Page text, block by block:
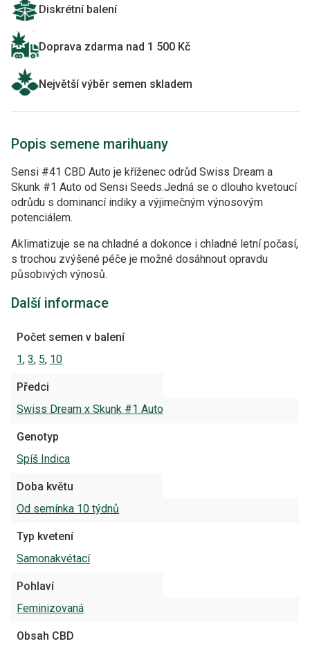
Diskrétní balení
Doprava zdarma nad 1 500 Kč
Největší výběr semen skladem
Popis semene marihuany
Sensi #41 CBD Auto je kříženec odrůd Swiss Dream a
Skunk #1 Auto od Sensi Seeds.Jedná se o dlouho kvetoucí
odrůdu s dominancí indiky a výjimečným výnosovým
potenciálem.
Aklimatizuje se na chladné a dokonce i chladné letní počasí,
s trochou zvýšené péče je možné dosáhnout opravdu
působivých výnosů.
Další informace
Počet semen v balení
1, 3, 5, 10
Předci
Swiss Dream x Skunk #1 Auto
Genotyp
Spíš Indica
Doba květu
Od semínka 10 týdnů
Typ kvetení
Samonakvétací
Pohlaví
Feminizovaná
Obsah CBD